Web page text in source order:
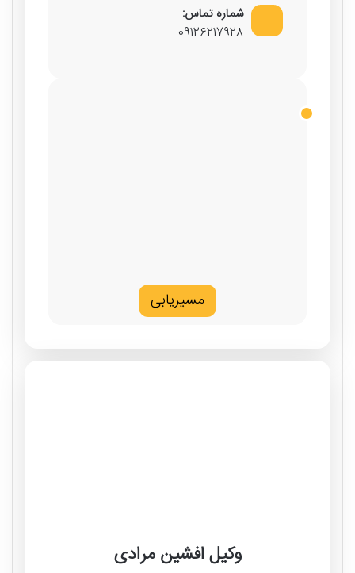
شماره تماس:
09126217928
مسیریابی
وکیل افشین مرادی